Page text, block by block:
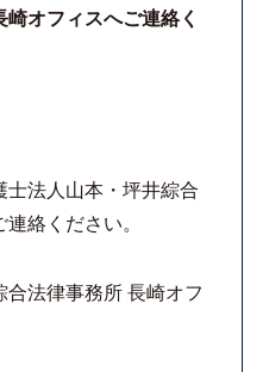
オフィスへご連絡く
士法人山本・坪井綜合
絡ください。
法律事務所 長崎オフ